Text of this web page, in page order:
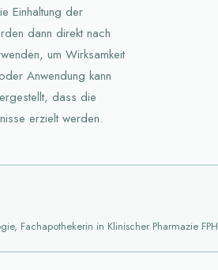
Einhaltung der
dann direkt nach
um Wirksamkeit
Anwendung kann
dass die
erzielt werden.
Fachapothekerin in Klinischer Pharmazie FPH